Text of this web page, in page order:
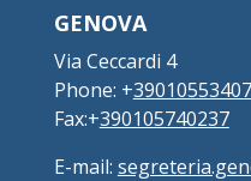
GENOVA
Via Ceccardi 4
Phone: +
Fax:+390105740237
E-mail: